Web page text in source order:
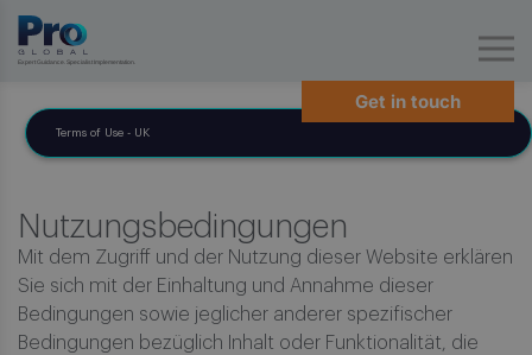
Expert Guidance. Specialist Implementation.
Get in touch
Terms of Use - UK
Nutzungsbedingungen
Mit dem Zugriff und der Nutzung dieser Website erklären
Sie sich mit der Einhaltung und Annahme dieser
Bedingungen sowie jeglicher anderer spezifischer
Bedingungen bezüglich Inhalt oder Funktionalität, die